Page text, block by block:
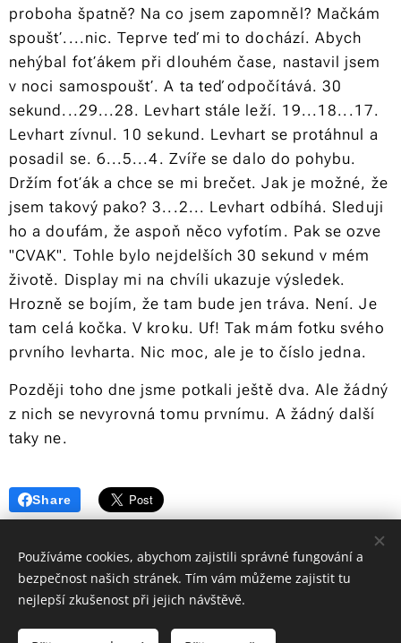
proboha špatně? Na co jsem zapomněl? Mačkám
spoušť....nic. Teprve teď mi to dochází. Abych
nehýbal foťákem při dlouhém čase, nastavil jsem
v noci samospoušť. A ta teď odpočítává. 30
sekund...29...28. Levhart stále leží. 19...18...17.
Levhart zívnul. 10 sekund. Levhart se protáhnul a
posadil se. 6...5...4. Zvíře se dalo do pohybu.
Držím foťák a chce se mi brečet. Jak je možné, že
jsem takový pako? 3...2... Levhart odbíhá. Sleduji
ho a doufám, že aspoň něco vyfotím. Pak se ozve
"CVAK". Tohle bylo nejdelších 30 sekund v mém
životě. Display mi na chvíli ukazuje výsledek.
Hrozně se bojím, že tam bude jen tráva. Není. Je
tam celá kočka. V kroku. Uf! Tak mám fotku svého
prvního levharta. Nic moc, ale je to číslo jedna.
Později toho dne jsme potkali ještě dva. Ale žádný
z nich se nevyrovná tomu prvnímu. A žádný další
taky ne.
Share
© 2024 Martin Šíl | Všechna práva vyhrazena
Používáme cookies, abychom zajistili správné fungování a
bezpečnost našich stránek. Tím vám můžeme zajistit tu
nejlepší zkušenost při jejich návštěvě.